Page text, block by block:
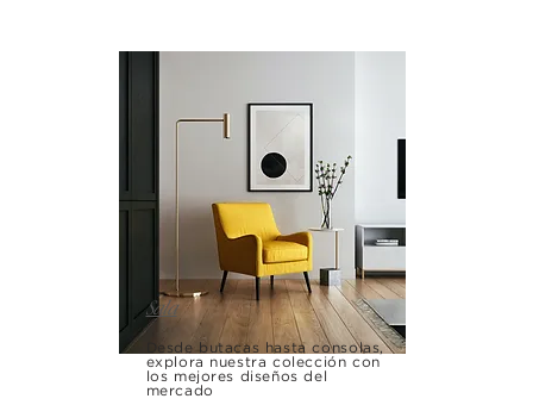
Sala
Desde butacas hasta consolas,
explora nuestra colección con
los mejores diseños del
mercado